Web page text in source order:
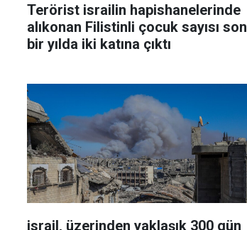
Terörist israilin hapishanelerinde
alıkonan Filistinli çocuk sayısı son
bir yılda iki katına çıktı
israil, üzerinden yaklaşık 300 gün